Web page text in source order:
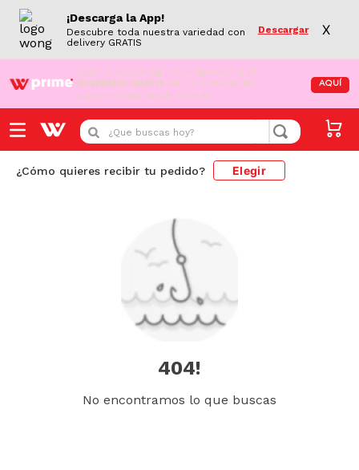
¡Descarga la App!
Descubre toda nuestra variedad con
delivery GRATIS
Descargar X
¡Aún no eres Wong Prime! Aprovecha el
DESPACHO GRATIS en tus compras de
supermercado desde S/79.90
AQUÍ
¿Que buscas hoy?
¿Cómo quieres recibir tu pedido? Elegir
404!
No encontramos lo que buscas